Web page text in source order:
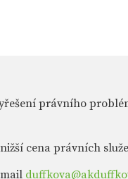
právního
cena právních